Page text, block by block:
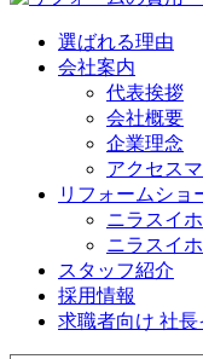
選ばれる理由
会社案内
代表挨拶
会社概要
企業理念
アクセス
リフォームショ
ニラスイ
ニラスイ
スタッフ紹介
採用情報
求職者向け 社